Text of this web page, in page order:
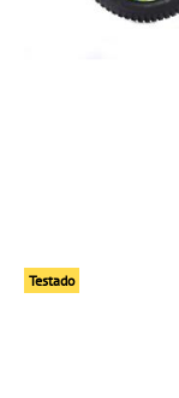
Testado